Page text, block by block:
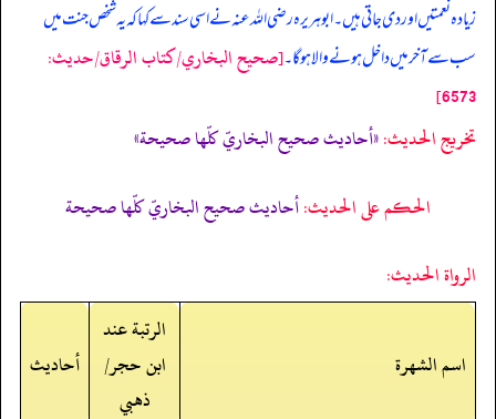
زیادہ نعمتیں اور دی جاتی ہیں۔ ابوہریرہ رضی اللہ عنہ نے اسی سند سے کہا کہ یہ شخص جنت میں
سب سے آخر میں داخل ہونے والا ہو گا۔[صحيح البخاري/كتاب الرقاق/حدیث:
6573]
تخریج الحدیث:«أحاديث صحيح البخاريّ كلّها صحيحة»
الحكم على الحديث:أحاديث صحيح البخاريّ كلّها صحيحة
الرواة الحديث:
اسم الشهرة
الرتبة عند
ابن حجر/
ذهبي
أحاديث